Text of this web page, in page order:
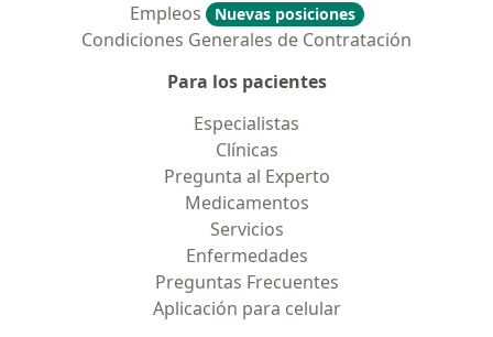
Empleos
Nuevas posiciones
Condiciones Generales de Contratación
Para los pacientes
Especialistas
Clínicas
Pregunta al Experto
Medicamentos
Servicios
Enfermedades
Preguntas Frecuentes
Aplicación para celular